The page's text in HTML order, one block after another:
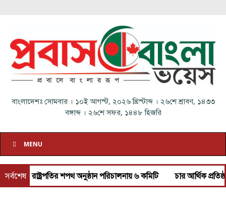
বাংলাদেশঃ সোমবার। ১০ই আগস্ট, ২০২৬ খ্রিস্টাব্দ। ২৬শে শ্রাবণ, ১৪৩৩
বঙ্গাব্দ। ২৬শে সফর, ১৪৪৮ হিজরি
MENU
সর্বশেষ শপথ অনুষ্ঠান পরিচালনায় ৬ কমিটি চার আর্থিক প্রতিষ্ঠান